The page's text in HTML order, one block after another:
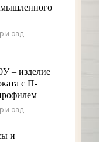
и сад
– изделие
с П-
и сад
и